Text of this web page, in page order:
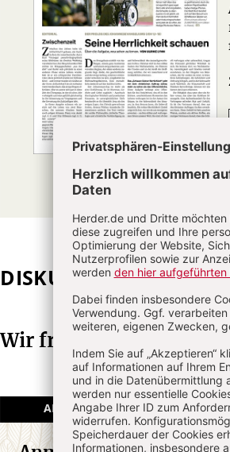
DISKUSSION
Wir freuen uns über
ANGEMELDET KOMMENTIEREN